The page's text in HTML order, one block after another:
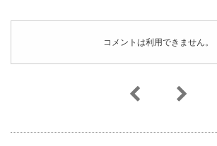
コメントは利用できません。